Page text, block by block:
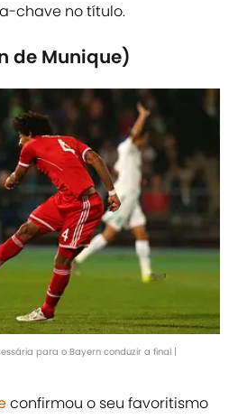
chave no título.
de Munique)
para o Bayern conduzir a final |
confirmou o seu favoritismo